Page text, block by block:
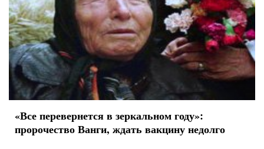
«Все перевернется в зеркальном году»:
пророчество Ванги, ждать вакцину недолго